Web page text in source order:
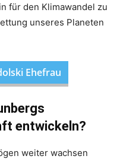
für den Klimawandel zu
unseres Planeten
Ehefrau
entwickeln?
weiter wachsen